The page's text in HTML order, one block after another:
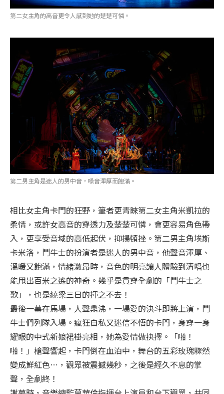
第二女主角的高音更令人感到她的楚楚可憐。
第二男主角是迷人的男中音，嗓音渾厚而飽滿。
相比女主角卡門的狂野，筆者更青睞第二女主角米凱拉的
柔情，或許女高音的穿透力及楚楚可憐，會更容易角色帶
入，更享受音域的高低起伏，抑揚頓挫。第二男主角埃斯
卡米洛，鬥牛士的扮演者是迷人的男中音，他聲音渾厚、
溫暖又飽滿，情緒激昂時，音色的明亮讓人體驗到清唱也
能甩出百米之遙的神奇。幾乎是貫穿全劇的「鬥牛士之
歌」，也是繞梁三日的揮之不去！
最後一幕在馬場，人聲鼎沸，一場愛的決斗即將上演，鬥
牛士們列隊入場。瘋狂自私又迷信不悟的卡門，身穿一身
耀眼的中式新娘裙褂亮相，她為愛情做抉擇。「啪！
啪！」槍聲響起，卡門倒在血泊中，舞台的五彩玫瑰驟然
變成鮮紅色⋯，觀眾被震撼幾秒，之後是經久不息的掌
聲，全劇終！